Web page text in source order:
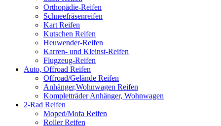
Orthopädie-Reifen
Schneefräsenreifen
Kart Reifen
Kutschen Reifen
Heuwender-Reifen
Karren- und Kleinst-Reifen
Flugzeug-Reifen
Auto, Offroad Reifen
Offroad/Gelände Reifen
Anhänger,Wohnwagen Reifen
Kompletträder Anhänger, Wohnwagen
2-Rad Reifen
Moped/Mofa Reifen
Roller Reifen